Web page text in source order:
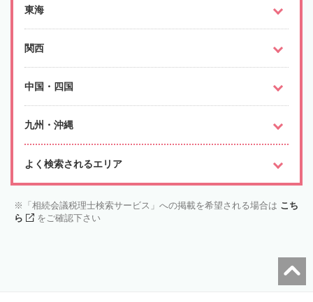
東海
関西
中国・四国
九州・沖縄
よく検索されるエリア
「相続会議税理士検索サービス」への掲載を希望される場合は こち
ら
をご確認下さい